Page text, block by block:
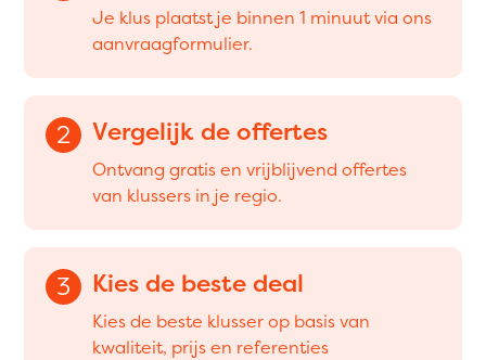
Je klus plaatst je binnen 1 minuut via ons
aanvraagformulier.
2 Vergelijk de offertes
Ontvang gratis en vrijblijvend offertes
van klussers in je regio.
3 Kies de beste deal
Kies de beste klusser op basis van
kwaliteit, prijs en referenties